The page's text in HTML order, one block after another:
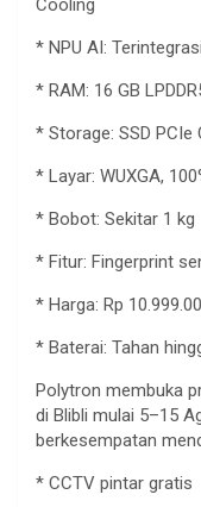
Cooling
* NPU AI: Terintegrasi
* RAM: 16 GB
* Storage: SSD PCIe
* Layar: WUXGA,
* Bobot: Sekitar 1 kg
* Fitur: Fingerprint
* Harga: Rp
* Baterai: Tahan
Polytron membuka
di Blibli mulai 5–15
berkesempatan
* CCTV pintar gratis